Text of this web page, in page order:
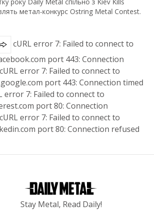
метал-конкурс Ostring Metal Contest.
cURL error 7: Failed to connect to
port 443: Connection
error 7: Failed to connect to
port 443: Connection timed
error 7: Failed to connect to
port 80: Connection
error 7: Failed to connect to
port 80: Connection refused
Stay Metal, Read Daily!